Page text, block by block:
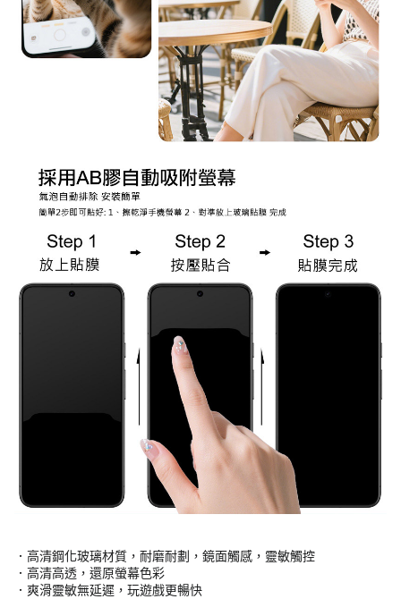
．高清鋼化玻璃材質，耐磨耐劃，鏡面觸感，靈敏觸控
．高清高透，還原螢幕色彩
．爽滑靈敏無延遲，玩遊戲更暢快